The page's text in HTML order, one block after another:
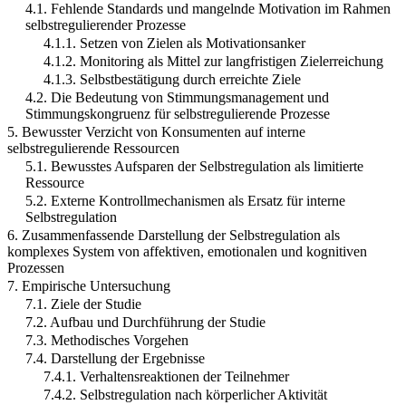
4.1. Fehlende Standards und mangelnde Motivation im Rahmen
selbstregulierender Prozesse
4.1.1. Setzen von Zielen als Motivationsanker
4.1.2. Monitoring als Mittel zur langfristigen Zielerreichung
4.1.3. Selbstbestätigung durch erreichte Ziele
4.2. Die Bedeutung von Stimmungsmanagement und
Stimmungskongruenz für selbstregulierende Prozesse
5. Bewusster Verzicht von Konsumenten auf interne
selbstregulierende Ressourcen
5.1. Bewusstes Aufsparen der Selbstregulation als limitierte
Ressource
5.2. Externe Kontrollmechanismen als Ersatz für interne
Selbstregulation
6. Zusammenfassende Darstellung der Selbstregulation als
komplexes System von affektiven, emotionalen und kognitiven
Prozessen
7. Empirische Untersuchung
7.1. Ziele der Studie
7.2. Aufbau und Durchführung der Studie
7.3. Methodisches Vorgehen
7.4. Darstellung der Ergebnisse
7.4.1. Verhaltensreaktionen der Teilnehmer
7.4.2. Selbstregulation nach körperlicher Aktivität